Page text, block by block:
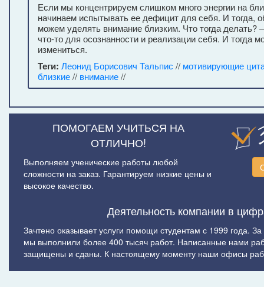
Если мы концентрируем слишком много энергии на
начинаем испытывать ее дефицит для себя. И тогда,
можем уделять внимание близким. Что тогда
что-то для осознанности и реализации себя. И тогда
измениться.
Теги: Леонид Борисович Тальпис // мотивирующие
близкие// внимание//
ПОМОГАЕМ УЧИТЬСЯ НА
ОТЛИЧНО!
Выполняем ученические работы любой
сложности на заказ. Гарантируем низкие цены и
высокое качество.
Деятельность компании в
Зачтено оказывает услуги помощи студентам с 1999 года.
мы выполнили более 400 тысяч работ. Написанные нами
защищены и сданы. К настоящему моменту наши офисы